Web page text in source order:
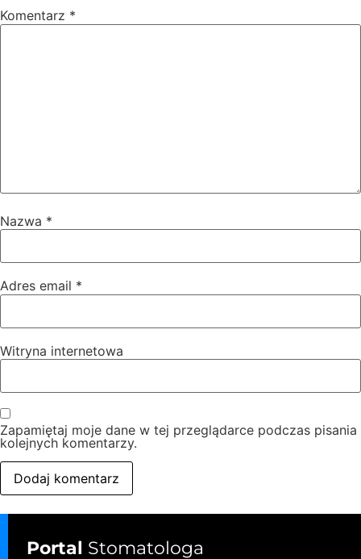
Komentarz *
Nazwa *
Adres email *
Witryna internetowa
Zapamiętaj moje dane w tej przeglądarce podczas pisania
kolejnych komentarzy.
Portal Stomatologa